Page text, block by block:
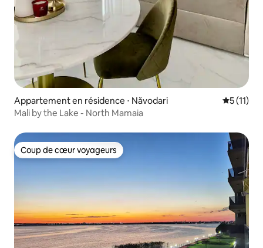
Appartement en résidence ⋅ Năvodari
5 (11)
Mali by the Lake - North Mamaia
Coup de cœur voyageurs
Coup de cœur voyageurs